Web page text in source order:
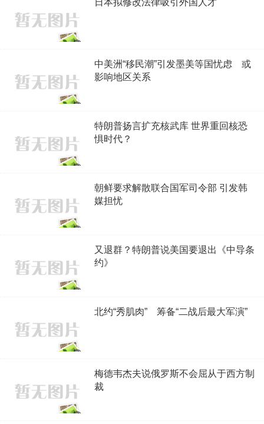
日本拟修改法律吸引外国人才
中美洲“移民潮”引发墨美等国忧虑 或
影响地区关系
特朗普扬言扩充核武库 世界重回核恐
惧时代？
朝鲜要求解散联合国军司令部 引发韩
媒担忧
又退群？特朗普说美国要退出《中导条
约》
北约“秀肌肉” 筹备“二战后最大军演”
梅德韦杰夫说俄罗斯不会屈从于西方制
裁